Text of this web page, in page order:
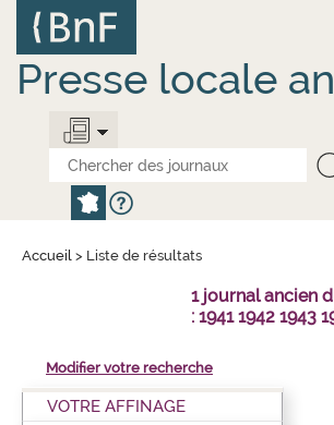
contenu
principal
Presse locale
Accueil > Liste de résultats
1 journal ancien
: 1941 1942 1943
Modifier votre recherche
VOTRE AFFINAGE
Panneau de gestion des cookies